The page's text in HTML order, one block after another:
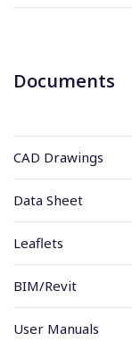
Documents
CAD Drawings
Data Sheet
Leaflets
BIM/Revit
User Manuals